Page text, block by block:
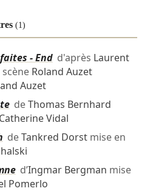
(1)
- Endd'après Laurent
Roland Auzet
Auzet
deThomas Bernhard
Catherine Vidal
deTankred Dorstmise en
d’Ingmar Bergman mise
Pomerlo